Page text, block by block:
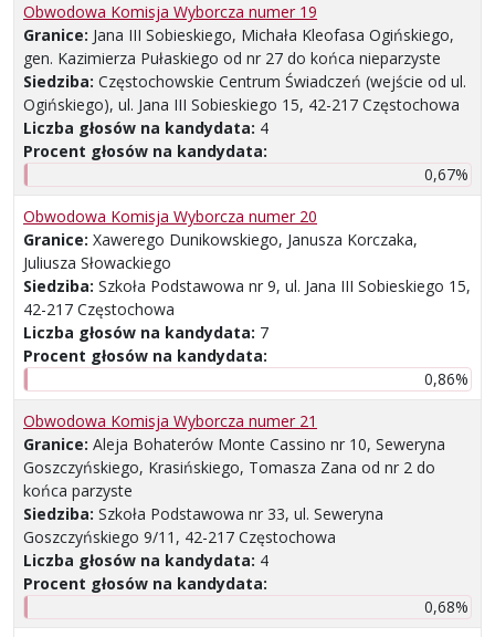
Obwodowa Komisja Wyborcza numer 19
Granice: Jana III Sobieskiego, Michała Kleofasa Ogińskiego,
gen. Kazimierza Pułaskiego od nr 27 do końca nieparzyste
Siedziba: Częstochowskie Centrum Świadczeń (wejście od ul.
Ogińskiego), ul. Jana III Sobieskiego 15, 42-217 Częstochowa
Liczba głosów na kandydata: 4
Procent głosów na kandydata:
0,67%
Obwodowa Komisja Wyborcza numer 20
Granice: Xawerego Dunikowskiego, Janusza Korczaka,
Juliusza Słowackiego
Siedziba: Szkoła Podstawowa nr 9, ul. Jana III Sobieskiego 15,
42-217 Częstochowa
Liczba głosów na kandydata: 7
Procent głosów na kandydata:
0,86%
Obwodowa Komisja Wyborcza numer 21
Granice: Aleja Bohaterów Monte Cassino nr 10, Seweryna
Goszczyńskiego, Krasińskiego, Tomasza Zana od nr 2 do
końca parzyste
Siedziba: Szkoła Podstawowa nr 33, ul. Seweryna
Goszczyńskiego 9/11, 42-217 Częstochowa
Liczba głosów na kandydata: 4
Procent głosów na kandydata:
0,68%